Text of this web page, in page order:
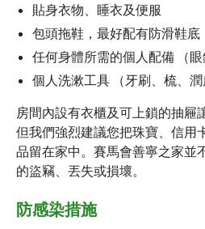
貼身衣物、睡衣及便服
包頭拖鞋，最好配有防滑鞋底
任何身體所需的個人配備 （
個人洗漱工具 （牙刷、梳、潤
房間內設有衣櫃及可上鎖的抽屜
但我們強烈建議您把珠寶、信用
品留在家中。賽馬會善寧之家並
的盜竊、丟失或損壞。
防感染措施